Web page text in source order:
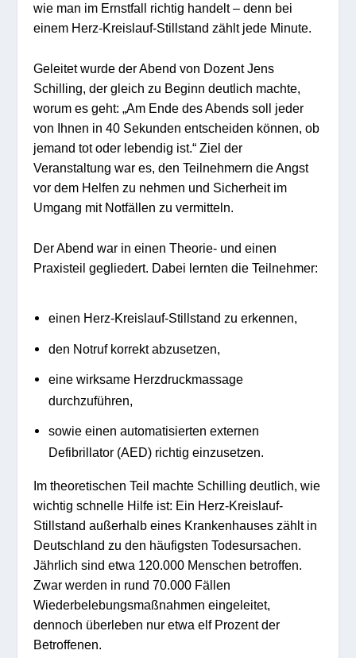
wie man im Ernstfall richtig handelt – denn bei
einem Herz-Kreislauf-Stillstand zählt jede Minute.
Geleitet wurde der Abend von Dozent Jens
Schilling, der gleich zu Beginn deutlich machte,
worum es geht: „Am Ende des Abends soll jeder
von Ihnen in 40 Sekunden entscheiden können, ob
jemand tot oder lebendig ist.“ Ziel der
Veranstaltung war es, den Teilnehmern die Angst
vor dem Helfen zu nehmen und Sicherheit im
Umgang mit Notfällen zu vermitteln.
Der Abend war in einen Theorie- und einen
Praxisteil gegliedert. Dabei lernten die Teilnehmer:
einen Herz-Kreislauf-Stillstand zu erkennen,
den Notruf korrekt abzusetzen,
eine wirksame Herzdruckmassage
durchzuführen,
sowie einen automatisierten externen
Defibrillator (AED) richtig einzusetzen.
Im theoretischen Teil machte Schilling deutlich, wie
wichtig schnelle Hilfe ist: Ein Herz-Kreislauf-
Stillstand außerhalb eines Krankenhauses zählt in
Deutschland zu den häufigsten Todesursachen.
Jährlich sind etwa 120.000 Menschen betroffen.
Zwar werden in rund 70.000 Fällen
Wiederbelebungsmaßnahmen eingeleitet,
dennoch überleben nur etwa elf Prozent der
Betroffenen.